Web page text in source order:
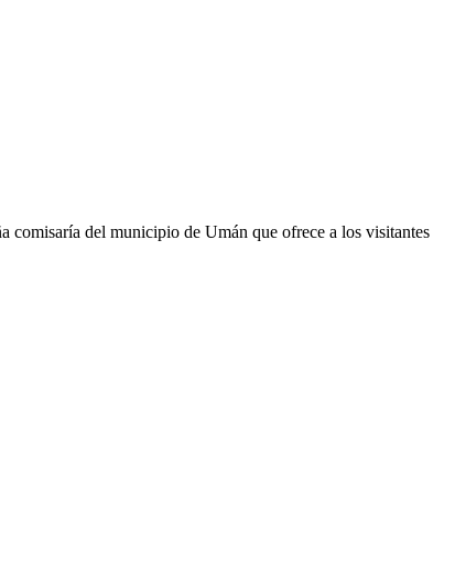
comisaría del municipio de Umán que ofrece a los visitantes